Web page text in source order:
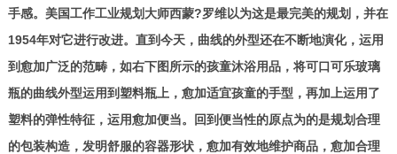
手感。美国工作工业规划大师西蒙?罗维以为这是最完美的规划，并在
1954年对它进行改进。直到今天，曲线的外型还在不断地演化，运用
到愈加广泛的范畴，如右下图所示的孩童沐浴用品，将可口可乐玻璃
瓶的曲线外型运用到塑料瓶上，愈加适宜孩童的手型，再加上运用了
塑料的弹性特征，运用愈加便当。回到便当性的原点为的是规划合理
的包装构造，发明舒服的容器形状，愈加有效地维护商品，愈加合理